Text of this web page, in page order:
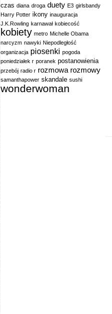
czas diana droga duety E3 girlsbandy
Harry Potter ikony inauguracja
J.K.Rowling karnawał kobiecość
kobiety metro Michelle Obama
narcyzm nawyki Niepodległość
organizacja piosenki pogoda
poniedziałek r poranek postanowienia
przebój radio r rozmowa rozmowy
samanthapower skandale sushi
wonderwoman